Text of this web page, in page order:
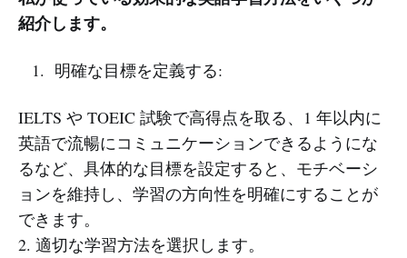
紹介します。
明確な目標を定義する:
IELTS や TOEIC 試験で高得点を取る、1 年以内に
英語で流暢にコミュニケーションできるようにな
るなど、具体的な目標を設定すると、モチベーシ
ョンを維持し、学習の方向性を明確にすることが
できます。
2. 適切な学習方法を選択します。